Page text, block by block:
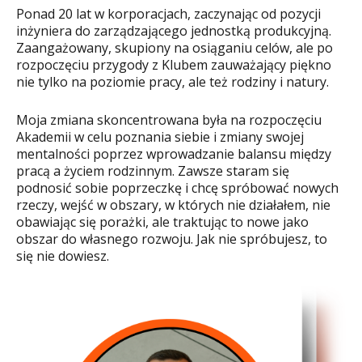
Ponad 20 lat w korporacjach, zaczynając od pozycji
inżyniera do zarządzającego jednostką produkcyjną.
Zaangażowany, skupiony na osiąganiu celów, ale po
rozpoczęciu przygody z Klubem zauważający piękno
nie tylko na poziomie pracy, ale też rodziny i natury.
Moja zmiana skoncentrowana była na rozpoczęciu
Akademii w celu poznania siebie i zmiany swojej
mentalności poprzez wprowadzanie balansu między
pracą a życiem rodzinnym. Zawsze staram się
podnosić sobie poprzeczkę i chcę spróbować nowych
rzeczy, wejść w obszary, w których nie działałem, nie
obawiając się porażki, ale traktując to nowe jako
obszar do własnego rozwoju. Jak nie spróbujesz, to
się nie dowiesz.